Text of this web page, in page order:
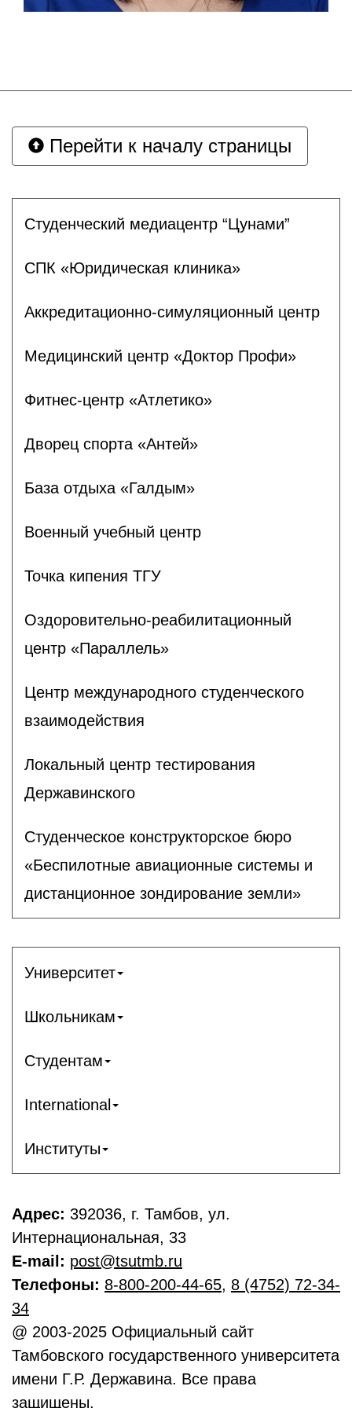
Перейти к началу страницы
Студенческий медиацентр “Цунами”
СПК «Юридическая клиника»
Аккредитационно-симуляционный центр
Медицинский центр «Доктор Профи»
Фитнес-центр «Атлетико»
Дворец спорта «Антей»
База отдыха «Галдым»
Военный учебный центр
Точка кипения ТГУ
Оздоровительно-реабилитационный
центр «Параллель»
Центр международного студенческого
взаимодействия
Локальный центр тестирования
Державинского
Студенческое конструкторское бюро
«Беспилотные авиационные системы и
дистанционное зондирование земли»
Университет
Школьникам
Студентам
International
Институты
Адрес: 392036, г. Тамбов, ул.
Интернациональная, 33
E-mail: post@tsutmb.ru
Телефоны: 8-800-200-44-65, 8 (4752) 72-34-
34
@ 2003-2025 Официальный сайт
Тамбовского государственного университета
имени Г.Р. Державина. Все права
защищены.